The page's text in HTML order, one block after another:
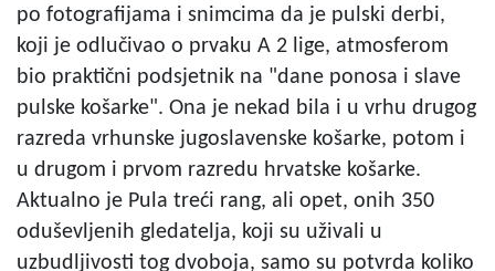
po fotografijama i snimcima da je pulski derbi,
koji je odlučivao o prvaku A 2 lige, atmosferom
bio praktični podsjetnik na "dane ponosa i slave
pulske košarke". Ona je nekad bila i u vrhu drugog
razreda vrhunske jugoslavenske košarke, potom i
u drugom i prvom razredu hrvatske košarke.
Aktualno je Pula treći rang, ali opet, onih 350
oduševljenih gledatelja, koji su uživali u
uzbudljivosti tog dvoboja, samo su potvrda koliko